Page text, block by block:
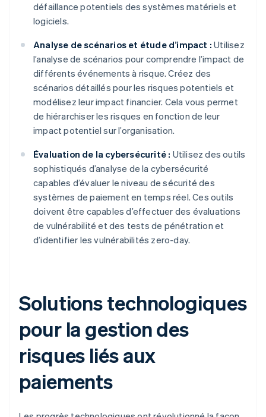
défaillance potentiels des systèmes matériels et
logiciels.
Analyse de scénarios et étude d’impact : Utilisez
l’analyse de scénarios pour comprendre l’impact de
différents événements à risque. Créez des
scénarios détaillés pour les risques potentiels et
modélisez leur impact financier. Cela vous permet
de hiérarchiser les risques en fonction de leur
impact potentiel sur l’organisation.
Évaluation de la cybersécurité : Utilisez des outils
sophistiqués d’analyse de la cybersécurité
capables d’évaluer le niveau de sécurité des
systèmes de paiement en temps réel. Ces outils
doivent être capables d’effectuer des évaluations
de vulnérabilité et des tests de pénétration et
d’identifier les vulnérabilités zero-day.
Solutions technologiques
pour la gestion des
risques liés aux
paiements